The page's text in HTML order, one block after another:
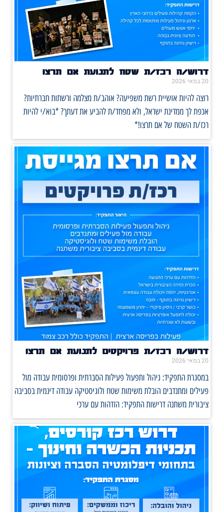
דרוש/ה רכז/ת שטח לתנועת אם תרצו
20 במאי 2026
רוצה להיות אושיית רשת משפיעה? אוהב/ת מצלמה ורשתות חברתיות?
אכפת לך ממדינת ישראל, ולא מפחד/ת להביע את דעתך? *בוא/י להיות
רכז/ת השטח של אם תרצו!*
דרוש/ה רכז/ת פרויקטים לתנועת אם תרצו
20 במאי 2026
במסגרת התפקיד: ניהול ותפעול פעילות הסברתית ופרסומית עבודה מול
פעילים ומתנדבים הובלת משימות שטח ולוגיסטיקה עבודה דינמית בסביבה
ציבורית משתנה דרישות התפקיד: הזדהות עם ערכי